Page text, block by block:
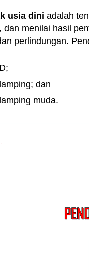
usia dini adalah
dan menilai hasil
perlindungan.
dan
muda.